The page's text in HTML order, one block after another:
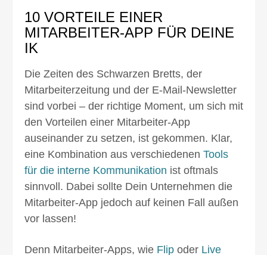
10 VORTEILE EINER
MITARBEITER-APP FÜR DEINE
IK
Die Zeiten des Schwarzen Bretts, der
Mitarbeiter­zeitung und der E-Mail-Newsletter
sind vorbei – der richtige Moment, um sich mit
den Vorteilen einer Mitarbeiter-App
auseinander zu setzen, ist gekommen. Klar,
eine Kombination aus verschiedenen Tools
für die interne Kommunikation ist oftmals
sinnvoll. Dabei sollte Dein Unter­nehmen die
Mitarbeiter-App jedoch auf keinen Fall außen
vor lassen!
Denn Mitarbeiter-Apps, wie Flip oder Live